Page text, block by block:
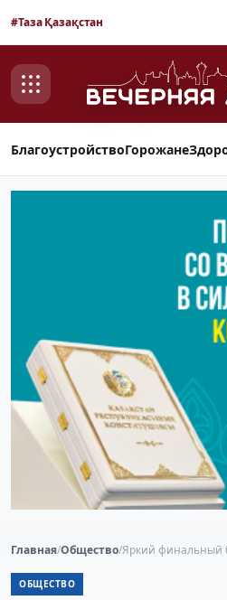
#Таза Қазақстан
БлагоустройствоГорожане
Главная/Общество/Яркий финальный
ОБЩЕСТВО